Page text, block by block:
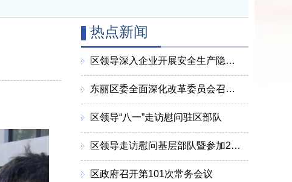
热点新闻
区领导深入企业开展安全生产隐患整改“回头看” 全力筑牢安全生产坚固防线
东丽区委全面深化改革委员会召开会议
区领导“八一”走访慰问驻区部队
区领导走访慰问基层部队暨参加2026年度“军事日”活动
区政府召开第101次常务会议